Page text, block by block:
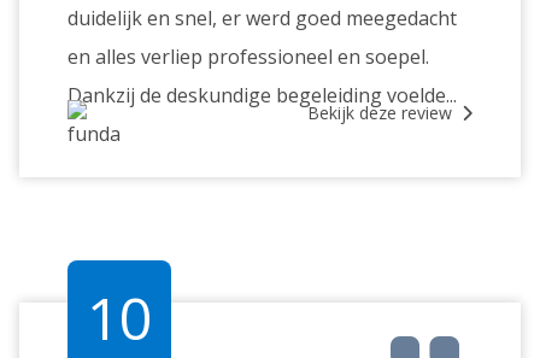
duidelijk en snel, er werd goed meegedacht
en alles verliep professioneel en soepel.
Dankzij de deskundige begeleiding voelde...
Bekijk deze review
10